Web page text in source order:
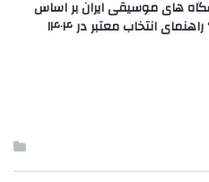
های موسیقی ایران بر اساس
انتخاب معتبر در ۱۴۰۴